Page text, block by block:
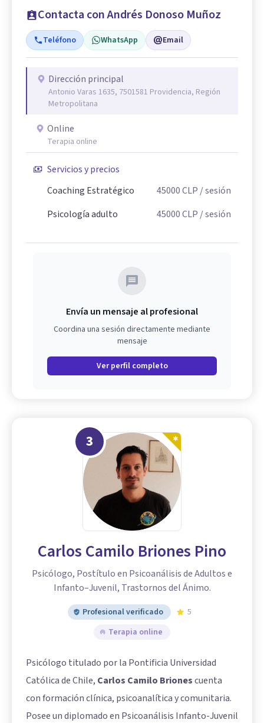
Contacta con Andrés Donoso Muñoz
Teléfono WhatsApp Email
Dirección principal
Antonio Varas 1635, 7501581 Providencia, Región
Metropolitana
Online
Terapia online
Servicios y precios
Coaching Estratégico
45000CLP / sesión
Psicología adulto
45000CLP / sesión
Envía un mensaje al profesional
Coordina una sesión directamente mediante
mensaje
Ver perfil completo
3
Carlos Camilo Briones Pino
Psicólogo, Postítulo en Psicoanálisis de Adultos e
Infanto–Juvenil, Trastornos del Ánimo.
Profesional verificado
5
Terapia online
Psicólogo titulado por la Pontificia Universidad
Católica de Chile, Carlos Camilo Brionescuenta
con formación clínica, psicoanalítica y comunitaria.
Posee un diplomado en Psicoanálisis Infanto-Juvenil